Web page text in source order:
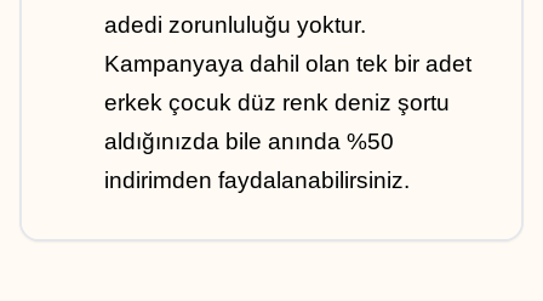
adedi zorunluluğu yoktur.
Kampanyaya dahil olan tek bir adet
erkek çocuk düz renk deniz şortu
aldığınızda bile anında %50
indirimden faydalanabilirsiniz.